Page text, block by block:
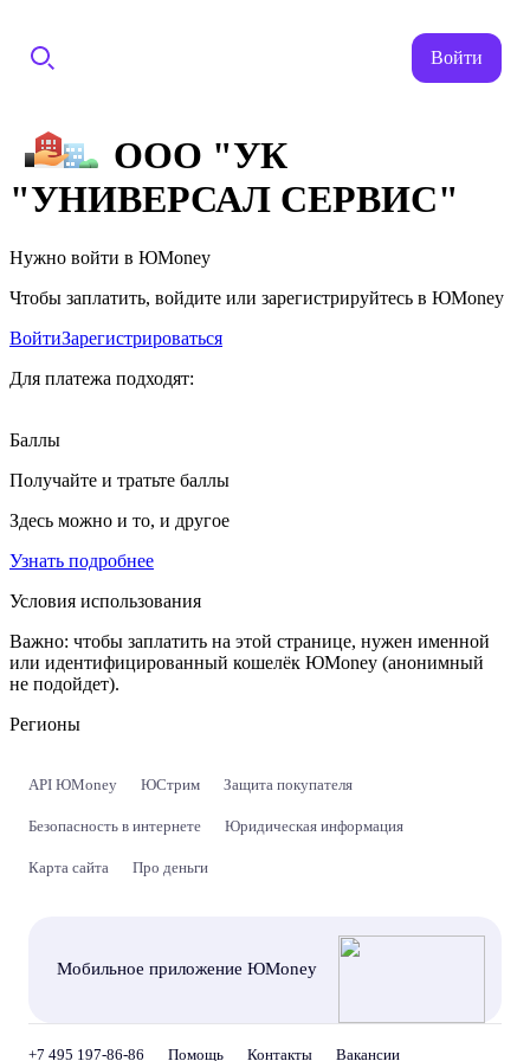
Войти
ООО "УК
"УНИВЕРСАЛ СЕРВИС"
Нужно войти в ЮMoney
Чтобы заплатить, войдите или зарегистрируйтесь в ЮMoney
ВойтиЗарегистрироваться
Для платежа подходят:
Баллы
Получайте и тратьте баллы
Здесь можно и то, и другое
Узнать подробнее
Условия использования
Важно: чтобы заплатить на этой странице, нужен именной
или идентифицированный кошелёк ЮMoney (анонимный
не подойдет).
Регионы
API ЮMoney ЮСтрим Защита покупателя
Безопасность в интернете Юридическая информация
Карта сайта Про деньги
Мобильное приложение ЮMoney
+7 495 197-86-86 Помощь Контакты Вакансии